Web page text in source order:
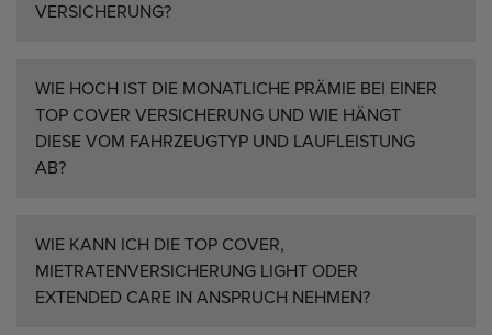
VERSICHERUNG?
WIE HOCH IST DIE MONATLICHE PRÄMIE BEI EINER
TOP COVER VERSICHERUNG UND WIE HÄNGT
DIESE VOM FAHRZEUGTYP UND LAUFLEISTUNG
AB?
WIE KANN ICH DIE TOP COVER,
MIETRATENVERSICHERUNG LIGHT ODER
EXTENDED CARE IN ANSPRUCH NEHMEN?